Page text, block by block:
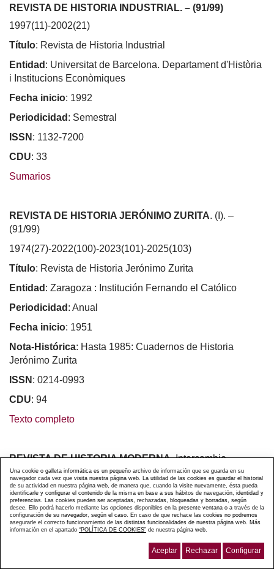
REVISTA DE HISTORIA INDUSTRIAL. – (91/99)
1997(11)-2002(21)
Título: Revista de Historia Industrial
Entidad : Universitat de Barcelona. Departament d'Història
i Institucions Econòmiques
Fecha inicio: 1992
Periodicidad : Semestral
ISSN : 1132-7200
CDU: 33
Sumarios
REVISTA DE HISTORIA JERÓNIMO ZURITA. (I). –
(91/99)
1974(27)-2022(100)-2023(101)-2025(103)
Título: Revista de Historia Jerónimo Zurita
Entidad : Zaragoza : Institución Fernando el Católico
Periodicidad : Anual
Fecha inicio: 1951
Nota-Histórica: Hasta 1985: Cuadernos de Historia
Jerónimo Zurita
ISSN : 0214-0993
CDU: 94
Texto completo
REVISTA DE HISTORIA MODERNA. Intercambio.–
(91/99)
1988(6)-2016(34)
Faltan: nº 7(1989)
Título: Revista de Historia Moderna: Anales de la
Una cookie o galleta informática es un pequeño archivo de información que se guarda en su
navegador cada vez que visita nuestra página web. La utilidad de las cookies es guardar el historial
de su actividad en nuestra página web, de manera que, cuando la visite nuevamente, ésta pueda
identificarle y configurar el contenido de la misma en base a sus hábitos de navegación, identidad y
preferencias. Las cookies pueden ser aceptadas, rechazadas, bloqueadas y borradas, según
desee. Ello podrá hacerlo mediante las opciones disponibles en la presente ventana o a través de la
configuración de su navegador, según el caso. En caso de que rechace las cookies no podremos
asegurarle el correcto funcionamiento de las distintas funcionalidades de nuestra página web. Más
información en el apartado “POLÍTICA DE COOKIES” de nuestra página web.
Aceptar Rechazar Configurar